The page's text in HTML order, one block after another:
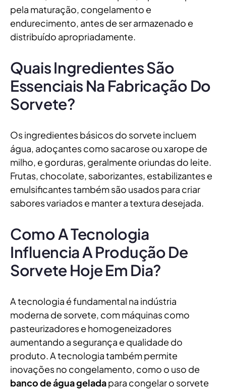
pela maturação, congelamento e
endurecimento, antes de ser armazenado e
distribuído apropriadamente.
Quais Ingredientes São
Essenciais Na Fabricação Do
Sorvete?
Os ingredientes básicos do sorvete incluem
água, adoçantes como sacarose ou xarope de
milho, e gorduras, geralmente oriundas do leite.
Frutas, chocolate, saborizantes, estabilizantes e
emulsificantes também são usados para criar
sabores variados e manter a textura desejada.
Como A Tecnologia
Influencia A Produção De
Sorvete Hoje Em Dia?
A tecnologia é fundamental na indústria
moderna de sorvete, com máquinas como
pasteurizadores e homogeneizadores
aumentando a segurança e qualidade do
produto. A tecnologia também permite
inovações no congelamento, como o uso de
banco de água geladapara congelar o sorvete